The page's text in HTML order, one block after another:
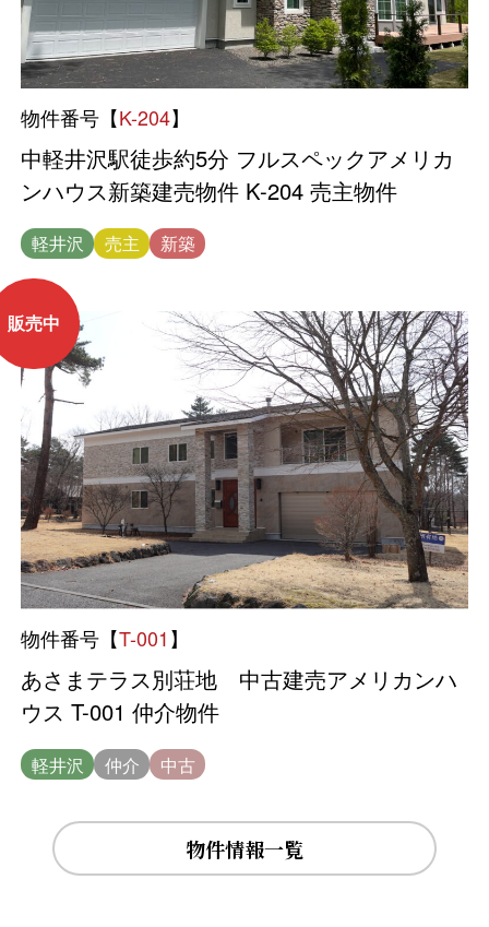
物件番号【K-204】
中軽井沢駅徒歩約5分 フルスペックアメリカ
ンハウス新築建売物件 K-204 売主物件
軽井沢 売主 新築
販売中
物件番号【T-001】
あさまテラス別荘地 中古建売アメリカンハ
ウス T-001 仲介物件
軽井沢 仲介 中古
物件情報一覧